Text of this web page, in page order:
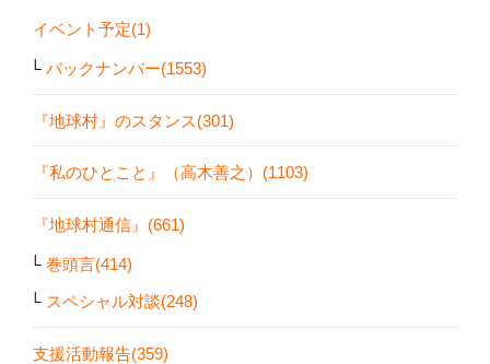
イベント予定(1)
バックナンバー(1553)
『地球村』のスタンス(301)
『私のひとこと』（高木善之）(1103)
『地球村通信』(661)
巻頭言(414)
スペシャル対談(248)
支援活動報告(359)